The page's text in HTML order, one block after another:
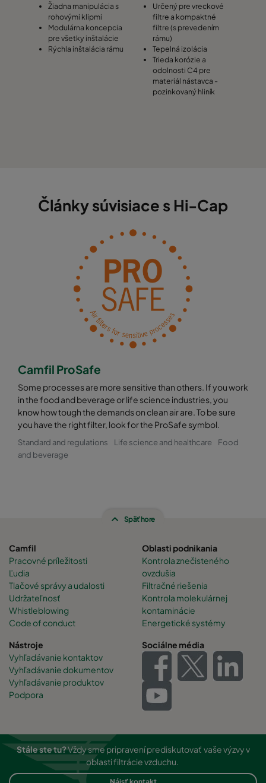
Žiadna manipulácia s
rohovými klipmi
Modulárna koncepcia
pre všetky inštalácie
Rýchla inštalácia rámu
Určený pre vreckové
filtre a kompaktné
filtre (s prevedením
rámu)
Tepelná izolácia
Trieda korózie a
odolnosti C4 pre
materiál nástavca -
pozinkovaný hliník
Články súvisiace s Hi-Cap
Camfil ProSafe
Some processes are more sensitive than others. If you work
in the food and beverage or life science industries, you
know how tough the demands on clean air are. To be sure
you have the right filter, look for the ProSafe symbol.
Standard and regulations Life science and healthcare
Food
and beverage
Späť hore
Camfil
Pracovné príležitosti
Ľudia
Tlačové správy a udalosti
Udržateľnosť
Whistleblowing
Code of conduct
Oblasti podnikania
Kontrola znečisteného
ovzdušia
Filtračné riešenia
Kontrola molekulárnej
kontaminácie
Energetické systémy
Nástroje
Vyhľadávanie kontaktov
Vyhľadávanie dokumentov
Vyhľadávanie produktov
Podpora
Sociálne média
Stále ste tu?Vždy sme pripravení prediskutovať vaše výzvy v
oblasti filtrácie vzduchu.